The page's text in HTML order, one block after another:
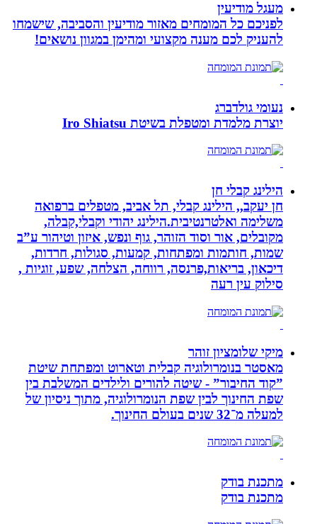
מעגל מודיעין
לפניכם כל המומחים מאזור מודיעין והסביבה, שישמחו
להעניק לכם מענה מקצועי ומהימן במגוון נושאים!
נעומי גולדברג
יוצרת מלמדת ומטפלת בשיטת Iro Shiatsu
הילינג קבלי חן
חן יעקב,, הילינג קבלי, תל אביב, מטפלים ברפואה
משלימה ואלטרנטיבית.הילינג יהודי וקבלי,קבלה,
מקובלים, אור וסוד הזוהר, גוף ונפש, איזון וטיהור ע”ב
שמות, חותמות ומפתחות, קמעות, סגולות, חרדות,
דיכאון, בריאות,פרנסה, רווחה, הצלחה, שפע, זוגיות ,
סילוק עין רעה
מיקי שלומציון זוהר
מאסטר בנומרולוגיה קבלית וטארוט ומפתחת שיטת
”קוד החיבור” - שיטה להורים ולילדים המשלבת בין
שפת החינוך לבין שפת הנומרולוגיה, מתוך ניסיון של
למעלה מ־32 שנים בעולם החינוך.
מתכנת בודק
מתכנת בודק